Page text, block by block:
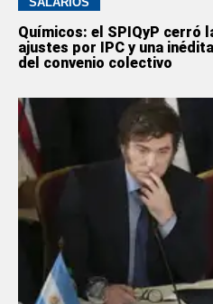
Químicos: el SPIQyP cerró
ajustes por IPC y una
del convenio colectivo